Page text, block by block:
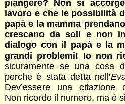
piangere? Non si
lavoro e che le possibilità
papà e la mamma
crescano da soli e non
dialogo con il papà e la
grandi problemi! Io non
sicuramente se una cosa
perché è stata detta nell’
Dev’essere una citazione
Non ricordo il numero, ma è